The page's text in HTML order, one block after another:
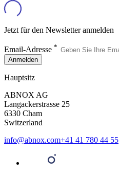
Jetzt für den Newsletter anmelden
Email-Adresse *
Anmelden
Hauptsitz
ABNOX AG
Langackerstrasse 25
6330 Cham
Switzerland
info@abnox.com+41 41 780 44 55